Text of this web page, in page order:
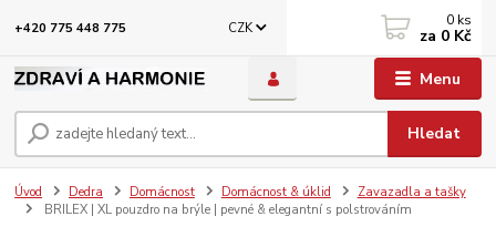
Menu
CZK
Hledat
+420 775 448 775 0 ks
za 0 Kč
Úvod Dedra Domácnost Domácnost & úklid
Zavazadla a tašky
BRILEX | XL pouzdro na brýle | pevné & elegantní s polstrováním